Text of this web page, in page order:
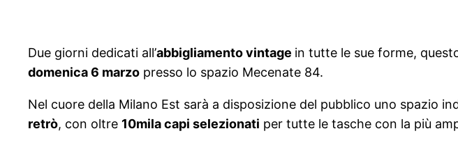
Due giorni dedicati all’abbigliamento vintage in tutte le sue forme,
domenica 6 marzo presso lo spazio Mecenate 84.
Nel cuore della Milano Est sarà a disposizione del pubblico uno spazio
retrò, con oltre 10mila capi selezionati per tutte le tasche con la più